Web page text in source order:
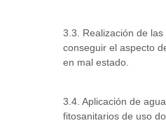
3.3. Realización de
conseguir el aspecto
en mal estado.
3.4. Aplicación de
fitosanitarios de uso